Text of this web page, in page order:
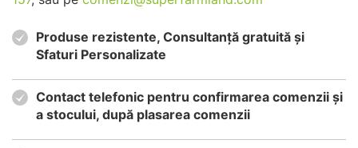
Produse rezistente, Consultanță gratuită și
Sfaturi Personalizate
Contact telefonic pentru confirmarea comenzii și
a stocului, după plasarea comenzii